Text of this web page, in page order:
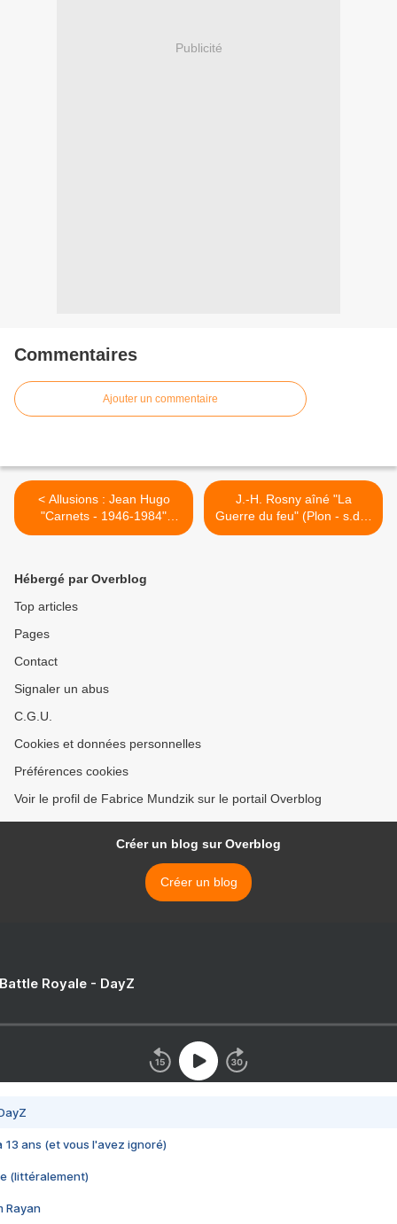
Publicité
Commentaires
Ajouter un commentaire
< Allusions : Jean Hugo
"Carnets - 1946-1984"
(Actes Sud - 1994)
J.-H. Rosny aîné "La
Guerre du feu" (Plon - s.d.),
ill. de Carlègle >
Hébergé par Overblog
Top articles
Pages
Contact
Signaler un abus
C.G.U.
Cookies et données personnelles
Préférences cookies
Voir le profil de Fabrice Mundzik sur le portail Overblog
Créer un blog sur Overblog
Créer un blog
Royale - DayZ
13 ans (et vous l'avez ignoré)
(littéralement)
Rayan